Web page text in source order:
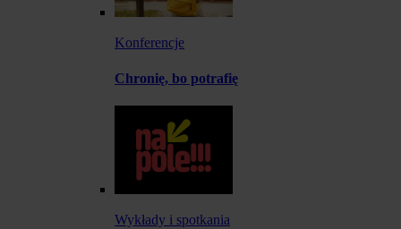
Konferencje
Chronię, bo potrafię
Wykłady i spotkania